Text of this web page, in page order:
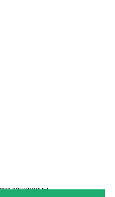
защищены.